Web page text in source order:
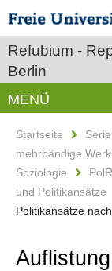
Refubium -
Berlin
MENÜ
Startseite
mehrbändige
Soziologie
und Politikansätze
Politikansätze